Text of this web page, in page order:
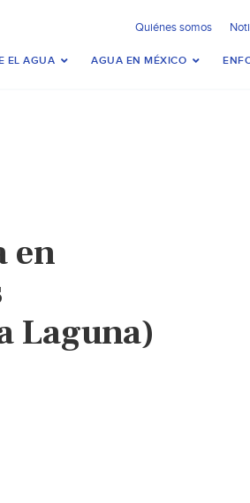
Quiénes somos
EL AGUA AGUA EN MÉXICO
en
Laguna)